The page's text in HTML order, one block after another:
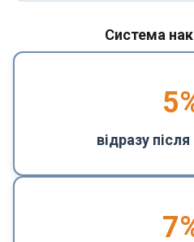
Система
5
відразу